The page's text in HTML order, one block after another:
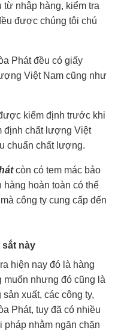
từ nhập hàng, kiểm tra
được chúng tôi chú
Phát đều có giấy
Việt Nam cũng như
kiểm định trước khi
định chất lượng Việt
chuẩn chất lượng.
còn có tem mác bảo
hàng hoàn toàn có thể
công ty cung cấp đến
sắt này
hiện nay đó là hàng
muốn nhưng đó cũng là
xuất, các công ty,
Phát, tuy đã có nhiều
pháp nhằm ngăn chặn